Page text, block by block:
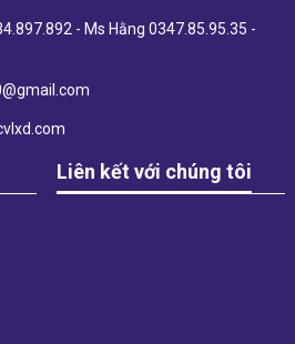
- Ms Hằng 0347.85.95.35 -
Liên kết với chúng tôi